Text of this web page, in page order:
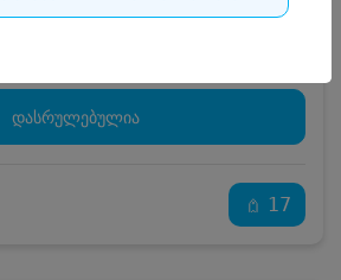
დასრულებულია
17